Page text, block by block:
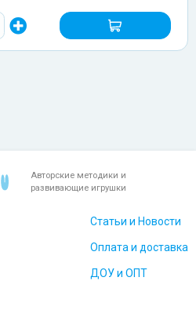
Авторские методики и
развивающие игрушки
Статьи и Новости
Оплата и доставка
ДОУ и ОПТ